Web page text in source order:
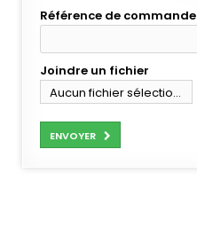
Référence de commande
Joindre un fichier
Aucun fichier sélectionné
ENVOYER